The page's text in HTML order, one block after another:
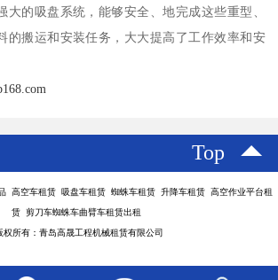
大的吸盘系统，能够安全、地完成这些重型、
的搬运和安装任务，大大提高了工作效率和安
Top
高空车租赁 吸盘车租赁 蜘蛛车租赁 升降车租赁 高空作业平台租
赁 剪刀车蜘蛛车曲臂车租赁出租
权所有：青岛高晟工程机械租赁有限公司